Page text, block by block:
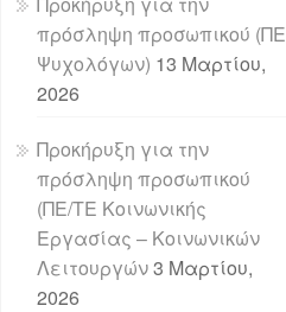
πρόσληψη προσωπικού (ΠΕ
Ψυχολόγων) 13 Μαρτίου,
2026
Προκήρυξη για την
πρόσληψη προσωπικού
(ΠΕ/ΤΕ Κοινωνικής
Εργασίας – Κοινωνικών
Λειτουργών3 Μαρτίου,
2026